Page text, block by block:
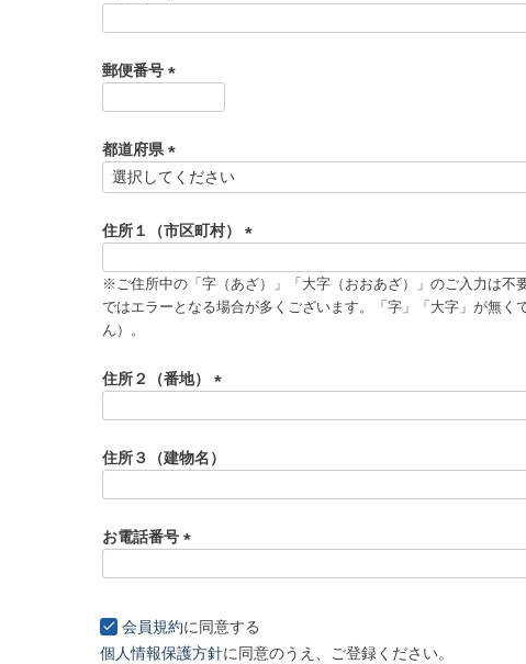
)
)
郵便番号
須
)
都道府県
(
須
)
住所１（市区町村）
必
須
※ご住所中の「字（あざ）」「大字（おおあざ）」のご入力は不
ではエラーとなる場合が多くございます。「字」「大字」が無く
ん）。
住所２（番地）
須
)
住所３（建物名）
お電話番号
)
会員規約に同意する
個人情報保護方針に同意のうえ、ご登録ください。